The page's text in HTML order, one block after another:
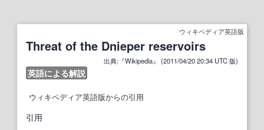
ウィキペディア英語版
Threat of the Dnieper reservoirs
出典:『Wikipedia』 (2011/04/20 20:34 UTC 版)
英語による解説
ウィキペディア英語版からの引用
引用